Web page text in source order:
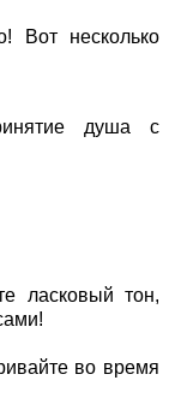
Вот несколько
душа с
ласковый тон,
во время